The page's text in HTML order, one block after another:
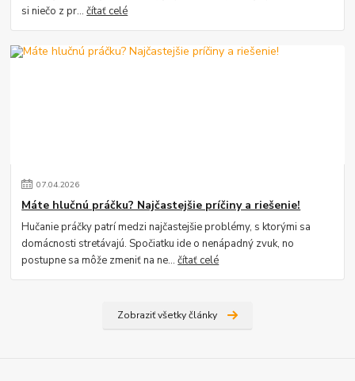
si niečo z pr...čítať celé
07.04.2026
Máte hlučnú práčku? Najčastejšie príčiny a riešenie!
Hučanie práčky patrí medzi najčastejšie problémy, s ktorými sa
domácnosti stretávajú. Spočiatku ide o nenápadný zvuk, no
postupne sa môže zmeniť na ne...čítať celé
Zobraziť všetky články